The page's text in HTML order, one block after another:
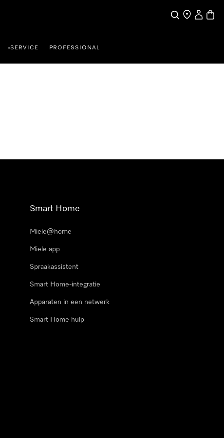
Wat zoek je?
Dealer zoeken
Mijn
•SERVICE PROFESSIONAL
Smart Home
Miele@home
Miele app
Spraakassistent
Smart Home-integratie
Apparaten in een netwerk
Smart Home hulp